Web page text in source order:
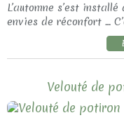
L’automne s’est
envies de réconfort …
Velouté de